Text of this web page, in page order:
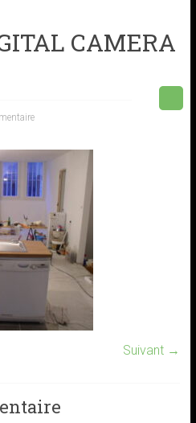
CAMERA
Suivant →